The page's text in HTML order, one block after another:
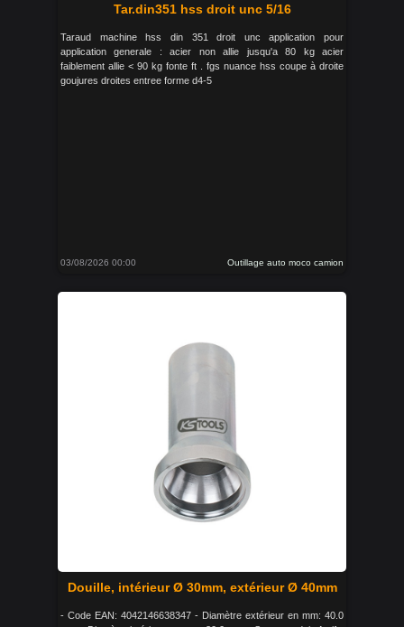
Tar.din351 hss droit unc 5/16
Taraud machine hss din 351 droit unc application pour
application generale : acier non allie jusqu'a 80 kg acier
faiblement allie < 90 kg fonte ft . fgs nuance hss coupe à droite
goujures droites entree forme d4-5
03/08/2026 00:00 Outillage auto moco camion
Douille, intérieur Ø 30mm, extérieur Ø 40mm
- Code EAN: 4042146638347 - Diamètre extérieur en mm: 40.0